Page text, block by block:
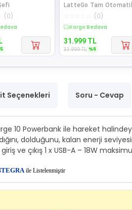
(0)
İndirim
5
LatteGo Tam
Espresso Makinesi, 12
Sıca
(0)
Sepette %6 İndirim
31.999 TL
33.999TL %6
Seçenekleri Soru - Cevap
10 Powerbank ile hareket
dolduğunu, kalan enerji
ve çıkış 1 x USB-A – 18W
ile Listelenmiştir